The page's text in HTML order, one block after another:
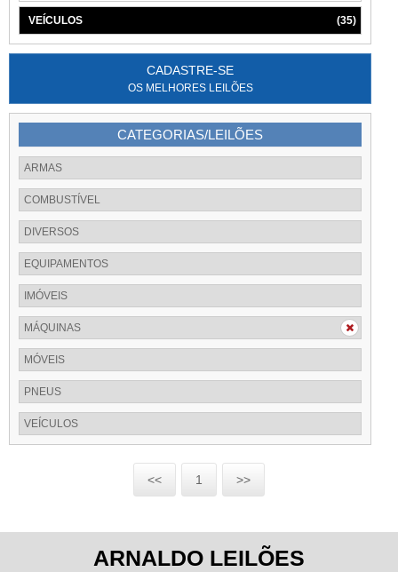
VEÍCULOS (35)
CADASTRE-SE
OS MELHORES LEILÕES
CATEGORIAS/LEILÕES
ARMAS
COMBUSTÍVEL
DIVERSOS
EQUIPAMENTOS
IMÓVEIS
MÁQUINAS
MÓVEIS
PNEUS
VEÍCULOS
<< 1 >>
ARNALDO LEILÕES